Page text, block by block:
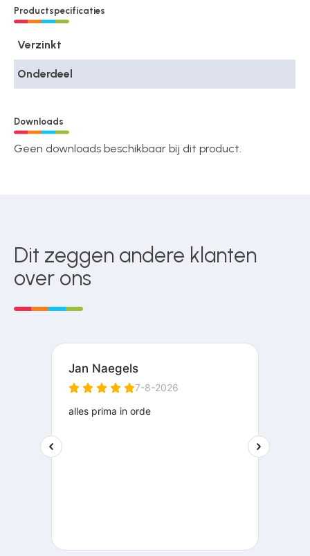
Productspecificaties
Verzinkt
Onderdeel
Downloads
Geen downloads beschikbaar bij dit product.
Dit zeggen andere klanten
over ons